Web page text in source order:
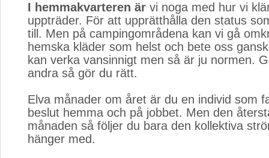
I hemmakvarteren är vi noga med hur vi
uppträder. För att upprätthålla den status
till. Men på campingområdena kan vi gå
hemska kläder som helst och bete oss
kan verka vansinnigt men så är ju normen.
andra så gör du rätt.
Elva månader om året är du en individ som
beslut hemma och på jobbet. Men den
månaden så följer du bara den kollektiva
hänger med.